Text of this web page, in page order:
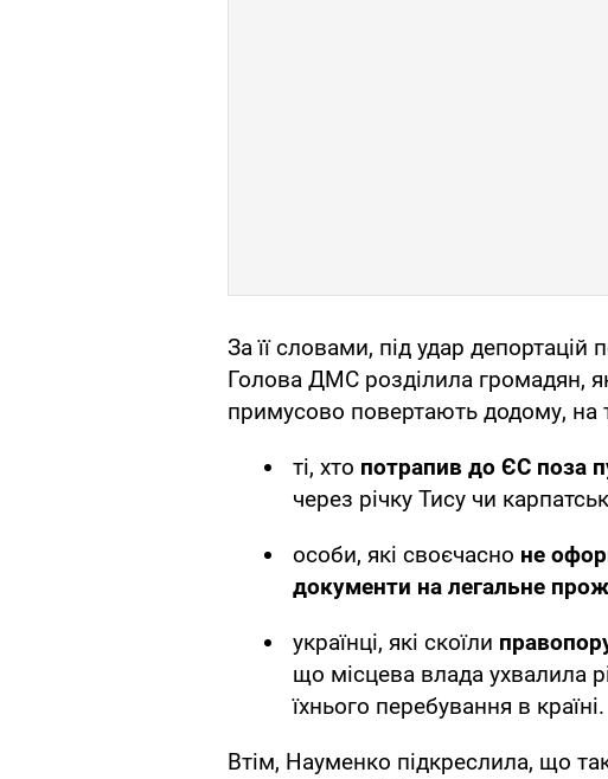
За її словами, під удар депортацій
Голова ДМС розділила громадян,
примусово повертають додому, на
ті, хто потрапив до ЄС поза
через річку Тису чи
особи, які своєчасно не
документи на легальне
українці, які скоїли
що місцева влада ухвалила
їхнього перебування в країні.
Втім, Науменко підкреслила, що